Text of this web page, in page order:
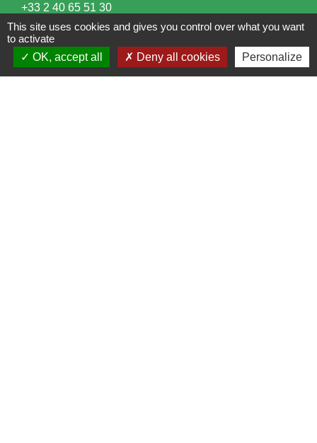
+33 2 40 65 51 30
Contact par formulaire
Horaires d'ouverture:
This site uses cookies and gives you control over what you want
to activate
OK, accept all
Deny all cookies Personalize